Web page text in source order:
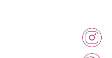
Inhalt.